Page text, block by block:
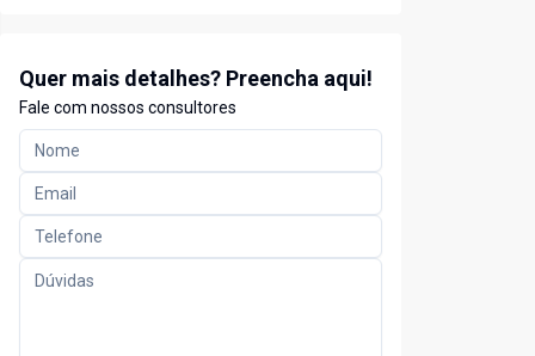
Quer mais detalhes? Preencha aqui!
Fale com nossos consultores